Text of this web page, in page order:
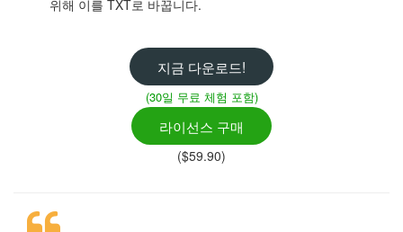
위해 이를 TXT로 바꿉니다.
지금 다운로드!
(30일 무료 체험 포함)
라이선스 구매
($59.90)